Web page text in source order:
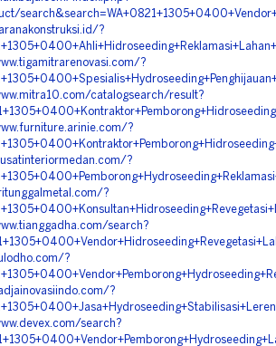
?
?
catalogsearch/result?
?
?
?
search?
?
?
search?